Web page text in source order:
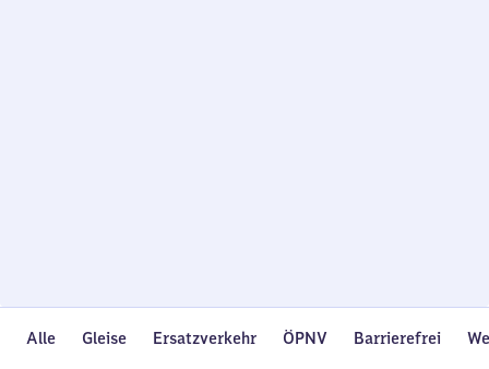
Alle Gleise Ersatzverkehr ÖPNV Barrierefrei